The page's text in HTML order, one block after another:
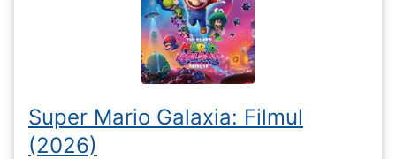
Super Mario Galaxia: Filmul
(2026)